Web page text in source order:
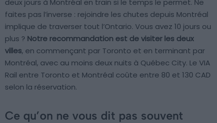
faites pas l’inverse : rejoindre les chutes depuis Montréal
implique de traverser tout l’Ontario. Vous avez 10 jours ou
plus ? Notre recommandation est de visiter les deux
villes, en commençant par Toronto et en terminant par
Montréal, avec au moins deux nuits à Québec City. Le VIA
Rail entre Toronto et Montréal coûte entre 80 et 130 CAD
selon la réservation.
Ce qu’on ne vous dit pas souvent